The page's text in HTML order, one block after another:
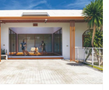
ซึ่งได้รับบูรณะให้เป็นอย่างที่
เจ้าของ คุณโสภณ ปลูก
งอยู่ในสายเลือด “ก่อนนั้น
งสำอางที่กรุงเทพฯ แล้วจึง
ซึ่งเป็นจุดเริ่มต้นของการ